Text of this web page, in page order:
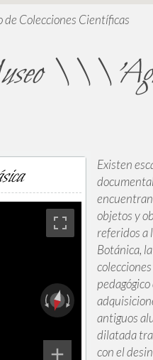
Colecciones Científicas
Existen
encuentran
objetos y
referidos a
Botánica,
antiguos
dilatada
con el